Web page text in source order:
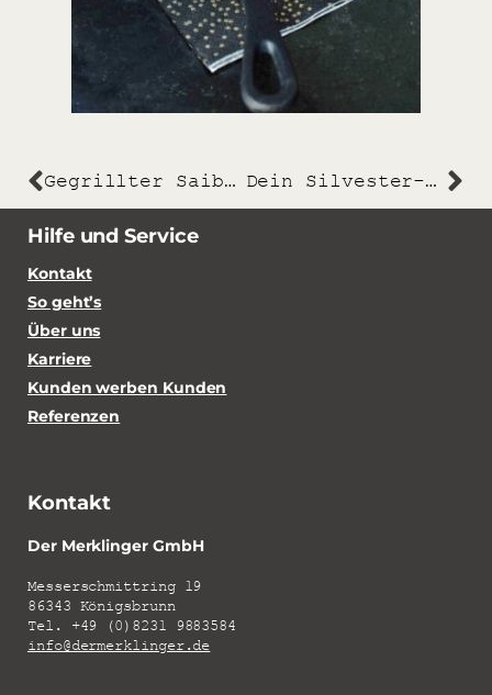
Gegrillter Saibling mit Mandelbutter und glasiertem Wurzelgemüse Dein Silvester-FEUER-Werk aus dem Merklinger
Hilfe und Service
Kontakt
So geht’s
Über uns
Karriere
Kunden werben Kunden
Referenzen
Kontakt
Der Merklinger GmbH
Messerschmittring 19
86343 Königsbrunn
Tel. +49 (0)8231 9883584
info@dermerklinger.de